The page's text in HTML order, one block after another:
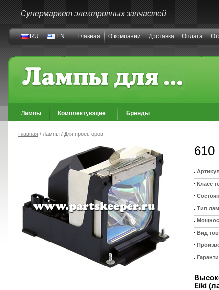
Супермаркет электронных запчастей
RU EN Главная О компании Доставка Оплата
Лампы Комплектующие Бренды
Главная / Лампы / Для проекторов
610
Класс
Тип
Вид
Eiki